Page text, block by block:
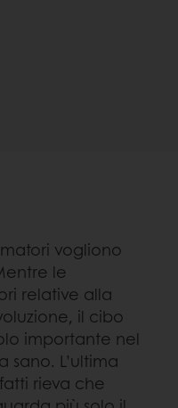
vogliono
le
relative alla
il cibo
importante nel
L’ultima
rieva che